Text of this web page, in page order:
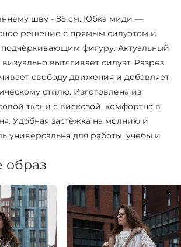
шву - 85 см. Юбка миди —
решение с прямым силуэтом и
фигуру. Актуальный
вытягивает силуэт. Разрез
свободу движения и добавляет
стилю. Изготовлена из
ткани с вискозой, комфортна в
Удобная застёжка на молнию и
универсальна для работы, учебы и
образ